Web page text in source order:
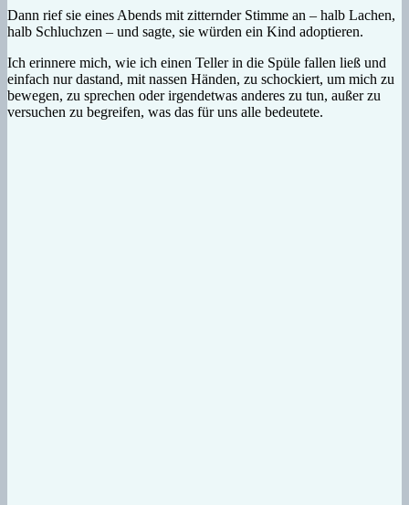
Dann rief sie eines Abends mit zitternder Stimme an – halb Lachen,
halb Schluchzen – und sagte, sie würden ein Kind adoptieren.
Ich erinnere mich, wie ich einen Teller in die Spüle fallen ließ und
einfach nur dastand, mit nassen Händen, zu schockiert, um mich zu
bewegen, zu sprechen oder irgendetwas anderes zu tun, außer zu
versuchen zu begreifen, was das für uns alle bedeutete.